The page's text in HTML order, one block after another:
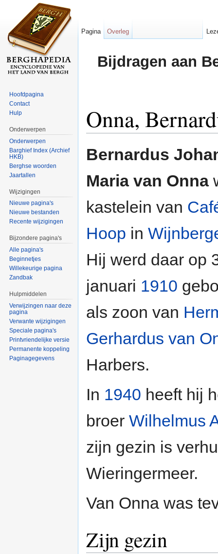
Bijdragen aan
Onna,
Bernardus
Maria van Onna
kastelein van
Hoop in
Hij werd daar op
januari 1910
als zoon van
Gerhardus van
Harbers.
In 1940 heeft hij
broer Wilhelmus
zijn gezin is
Wieringermeer.
Van Onna was
Zijn gezin
Pagina Overleg
Hoofdpagina
Contact
Hulp
Onderwerpen
Onderwerpen
Barghief Index (Archief
HKB)
Berghse woorden
Jaartallen
Wijzigingen
Nieuwe pagina's
Nieuwe bestanden
Recente wijzigingen
Bijzondere pagina's
Alle pagina's
Beginnetjes
Willekeurige pagina
Zandbak
Hulpmiddelen
Verwijzingen naar deze
pagina
Verwante wijzigingen
Speciale pagina's
Printvriendelijke versie
Permanente koppeling
Paginagegevens